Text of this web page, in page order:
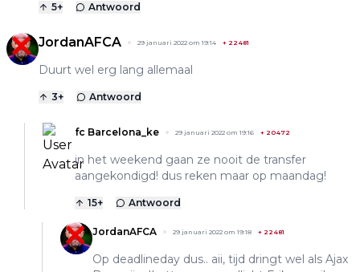
5+ Antwoord
JordanAFCA 29 januari 2022 om 19:14 + 22481
Duurt wel erg lang allemaal
3+ Antwoord
fc Barcelona_ke 29 januari 2022 om 19:16 + 20472
in het weekend gaan ze nooit de transfer
aangekondigd! dus reken maar op maandag!
15+ Antwoord
JordanAFCA 29 januari 2022 om 19:18 + 22481
Op deadlineday dus.. aii, tijd dringt wel als Ajax